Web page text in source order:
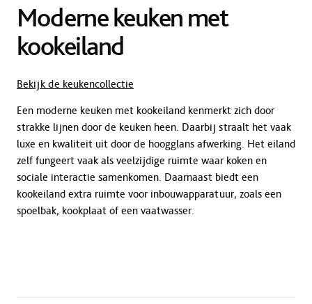
Moderne keuken met
kookeiland
Bekijk de keukencollectie
Een moderne keuken met kookeiland kenmerkt zich door
strakke lijnen door de keuken heen. Daarbij straalt het vaak
luxe en kwaliteit uit door de hoogglans afwerking. Het eiland
zelf fungeert vaak als veelzijdige ruimte waar koken en
sociale interactie samenkomen. Daarnaast biedt een
kookeiland extra ruimte voor inbouwapparatuur, zoals een
spoelbak, kookplaat of een vaatwasser.